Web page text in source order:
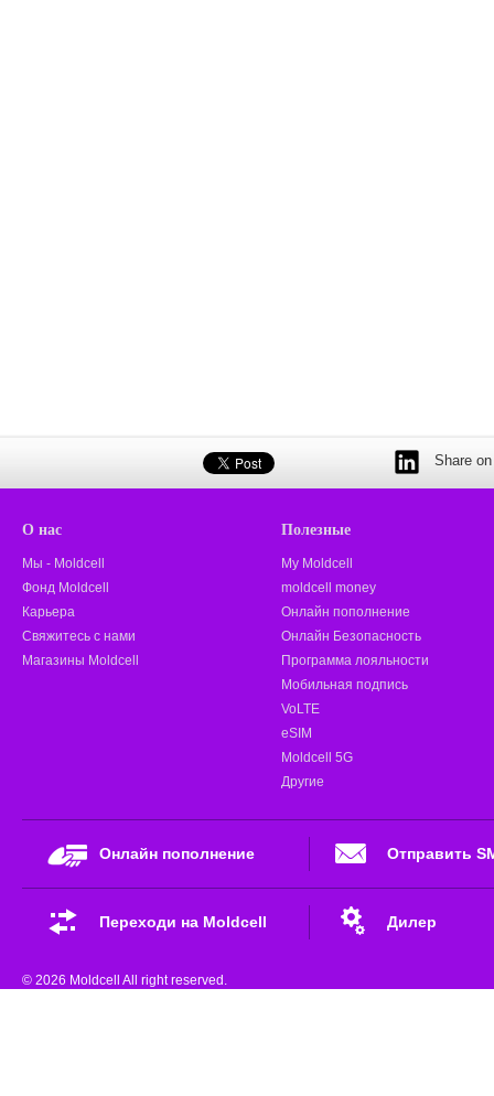
Share
О нас
Мы - Moldcell
Фонд Moldcell
Карьера
Свяжитесь с нами
Магазины Moldcell
Полезные
My Moldcell
moldcell money
Онлайн пополнение
Онлайн Безопасность
Программа лояльности
Мобильная подпись
VoLTE
eSIM
Moldcell 5G
Другие
Онлайн пополнение Отправить
Переходи на Moldcell Дилер
© 2026 Moldcell All right reserved.